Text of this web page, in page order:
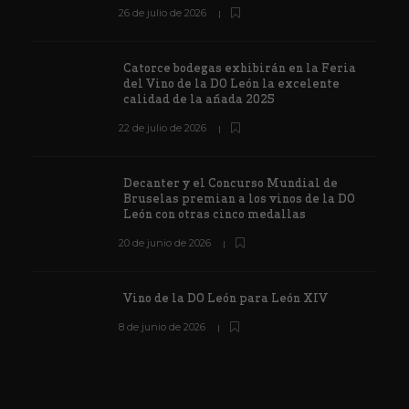
26 de julio de 2026
Catorce bodegas exhibirán en la Feria
del Vino de la DO León la excelente
calidad de la añada 2025
22 de julio de 2026
Decanter y el Concurso Mundial de
Bruselas premian a los vinos de la DO
León con otras cinco medallas
20 de junio de 2026
Vino de la DO León para León XIV
8 de junio de 2026